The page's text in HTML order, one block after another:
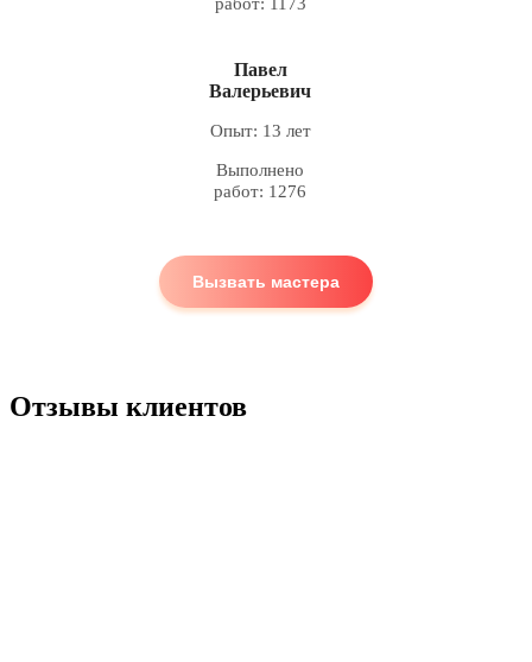
Павел
Валерьевич
Опыт: 13 лет
Выполнено
работ: 1276
Вызвать мастера
Отзывы клиентов